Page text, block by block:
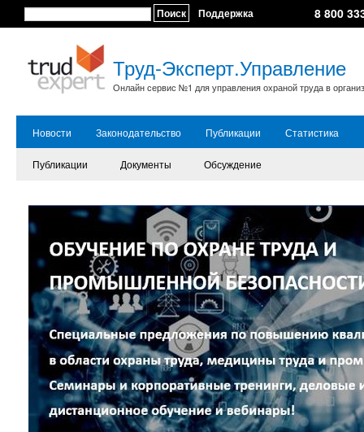
Поиск Поддержка 8 800
Труд-Эксперт.Управление
Онлайн сервис №1 для управления охраной труда в
Новости Законодательство Публикации Статистика
Публикации Документы Обсуждение